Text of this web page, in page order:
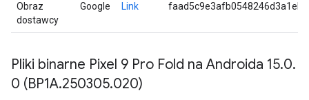
Obraz
dostawcy
Google Link
Pliki binarne Pixel 9 Pro Fold na Androida 15.0.
0 (BP1A.250305.020)